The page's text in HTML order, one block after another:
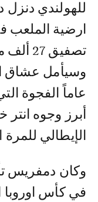
للهولندي
ارضية الملعب
عاماً الفجوة
أبرز وجوه
الإيطالي للمرة
وكان دمفريس
في كأس اوروبا